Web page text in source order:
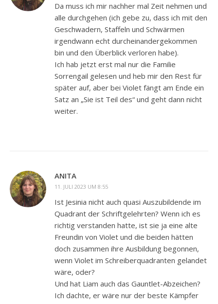
Da muss ich mir nachher mal Zeit nehmen und
alle durchgehen (ich gebe zu, dass ich mit den
Geschwadern, Staffeln und Schwärmen
irgendwann echt durcheinandergekommen
bin und den Überblick verloren habe).
Ich hab jetzt erst mal nur die Familie
Sorrengail gelesen und heb mir den Rest für
später auf, aber bei Violet fängt am Ende ein
Satz an „Sie ist Teil des“ und geht dann nicht
weiter.
ANITA
11. JULI 2023 UM 8:55
Ist Jesinia nicht auch quasi Auszubildende im
Quadrant der Schriftgelehrten? Wenn ich es
richtig verstanden hatte, ist sie ja eine alte
Freundin von Violet und die beiden hätten
doch zusammen ihre Ausbildung begonnen,
wenn Violet im Schreiberquadranten gelandet
wäre, oder?
Und hat Liam auch das Gauntlet-Abzeichen?
Ich dachte, er wäre nur der beste Kämpfer